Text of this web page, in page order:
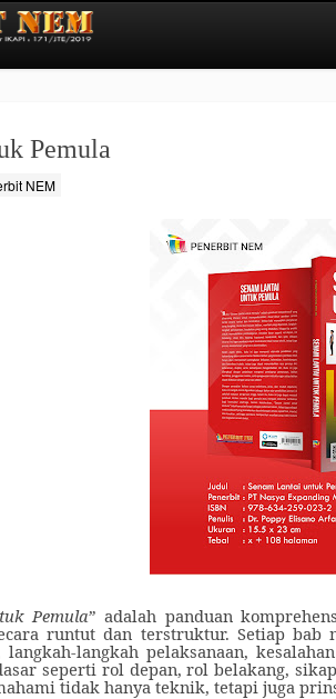
Pemula
NEM
Pemula”adalah panduan
runtut dan terstruktur. Setiap
langkah-langkah pelaksanaan,
seperti rol depan, rol belakang,
tidak hanya teknik, tetapi juga